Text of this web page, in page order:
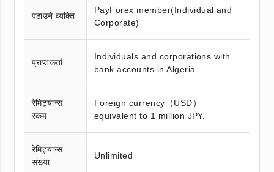
पठाउने व्यक्ति
PayForex member(Individual and
Corporate)
प्राप्तकर्ता
Individuals and corporations with
bank accounts in Algeria
रेमिट्यान्स
रकम
Foreign currency（USD）
equivalent to 1 million JPY.
रेमिट्यान्स
संख्या
Unlimited